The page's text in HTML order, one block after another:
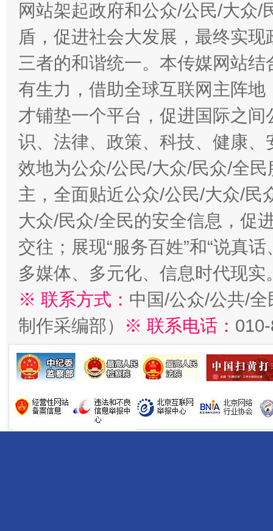
网站架起政府和公众/公民/大众
盾，促进社会大发展，最终实
三者的和谐统一。本传媒网站
有生力，借助全球互联网主阵
才铺垫一个平台，促进国际之
识、法律、政策、科技、健康
效地为公众/公民/大众/民众/全
主，全面贴近公众/公民/大众/民
大众/民众/全民的安全信息，促
交往；展现“服务百姓”和“说真
多媒体、多元化、信息时代现实
※ 联系方式： 中国/公众/公共/
制作采编部）
※ 联系电话：